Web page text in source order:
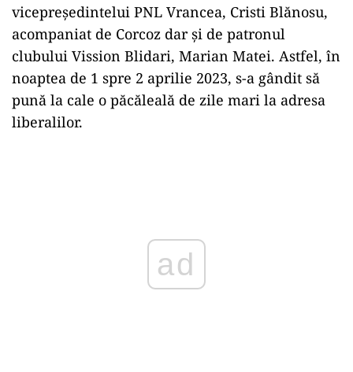
vicepreședintelui PNL Vrancea, Cristi Blănosu,
acompaniat de Corcoz dar și de patronul
clubului Vission Blidari, Marian Matei. Astfel, în
noaptea de 1 spre 2 aprilie 2023, s-a gândit să
pună la cale o păcăleală de zile mari la adresa
liberalilor.
ad